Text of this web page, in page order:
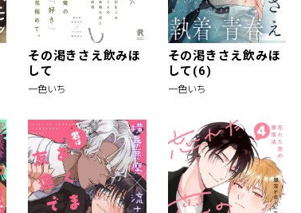
その渇きさえ飲みほ
して
一色いち
その渇きさえ飲みほ
して(6)
一色いち